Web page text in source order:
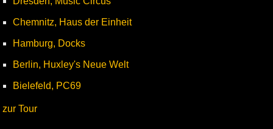
Chemnitz, Haus der Einheit
Hamburg, Docks
Berlin, Huxley's Neue Welt
Bielefeld, PC69
zur Tour